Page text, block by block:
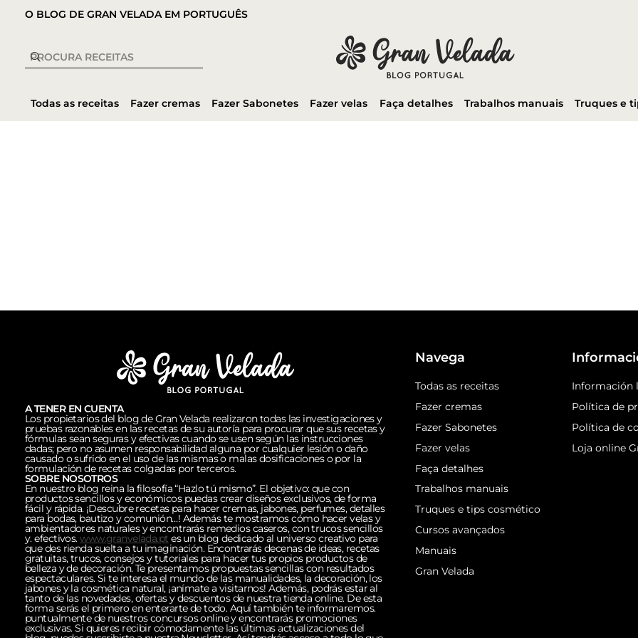
O BLOG DE GRAN VELADA EM PORTUGUÊS
Todas as receitas Fazer cremas Fazer Sabonetes Fazer velas Faça detalhes Trabalhos manuais Truques e
A TENER EN CUENTA
Los propietarios del blog de Gran Velada realizaron todas las investigaciones y
pruebas razonables en las recetas de su autoría para procurar que sus recetas y
fórmulas sean seguras y efectivas cuando se usen según las instrucciones
dadas; pero no asumen responsabilidad alguna por cualquier lesión o daño
causado o sufrido en el uso de las mismas o malas dosificaciones o por la
formulación de recetas colgadas por terceros.
SOBRE NOSOTROS
En nuestro blog reina la filosofía “Hazlo tú mismo”. El objetivo: que con
productos sencillos y económicos puedas crear diseños exclusivos, de forma
fácil y rápida. ¡Descubre recetas para hacer cremas, jabones, perfumes, detalles
para bodas, bautizo y comunión…! Además te mostramos cómo hacer velas y
ambientadores naturales y encontrarás remedios caseros, con trucos sencillos
y. efectivos.www.granvelada.pt es un blog dedicado al universo creativo para
que des rienda suelta a tu imaginación. Encontrarás decenas de ideas, recetas
gratuitas, trucos, consejos y tutoriales para hacer tus propios productos de
belleza y de decoración. Te presentamos propuestas sencillas con resultados
espectaculares. Si te interesa el mundo de las manualidades, la decoración, los
jabones y la cosmética natural, ¡anímate a visitarnos! Además, podrás estar al
tanto de las novedades, ofertas y descuentos de nuestra tienda online. De esta
forma serás el primero en enterarte de todo. Aquí también te informaremos.
puntualmente de nuestros concursos online y encontrarás promociones
exclusivas. Si quieres recibir cómodamente las últimas actualizaciones del
Navega
Todas as receitas
Fazer cremas
Fazer Sabonetes
Fazer velas
Faça detalhes
Trabalhos manuais
Truques e tips cosmético
Cursos avançados
Manuais
Gran Velada
Información
Política de
Política de
Loja online